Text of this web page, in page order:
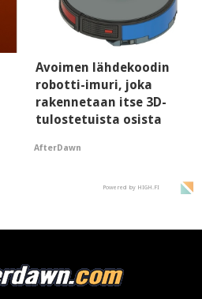
Avoimen lähdekoodin
robotti-imuri, joka
rakennetaan itse 3D-
tulostetuista osista
AfterDawn
Powered by HIGH.FI